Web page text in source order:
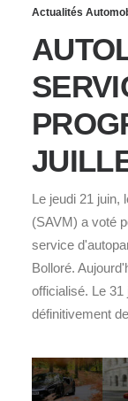
Actualités
Le jeudi 21 juin,
(SAVM) a voté
service
Bolloré.
officialisé. Le
définitivement